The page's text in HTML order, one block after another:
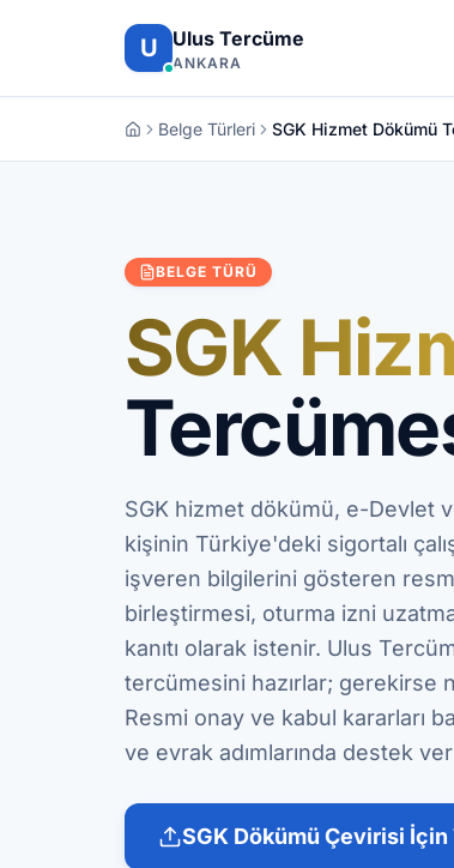
U Ulus Tercüme
ANKARA
Belge Türleri SGK Hizmet Dökümü
BELGE TÜRÜ
SGK
SGK hizmet dökümü, e-Devlet
kişinin Türkiye'deki sigortalı
işveren bilgilerini gösteren
birleştirmesi, oturma izni
kanıtı olarak istenir. Ulus
tercümesini hazırlar; gerekirse
Resmi onay ve kabul kararları
ve evrak adımlarında destek
SGK Dökümü Çevirisi